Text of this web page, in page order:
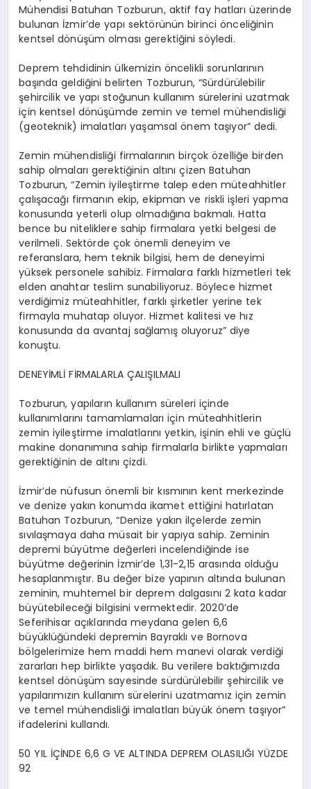
Mühendisi Batuhan Tozburun, aktif fay hatları üzerinde
bulunan İzmir’de yapı sektörünün birinci önceliğinin
kentsel dönüşüm olması gerektiğini söyledi.
Deprem tehdidinin ülkemizin öncelikli sorunlarının
başında geldiğini belirten Tozburun, “Sürdürülebilir
şehircilik ve yapı stoğunun kullanım sürelerini uzatmak
için kentsel dönüşümde zemin ve temel mühendisliği
(geoteknik) imalatları yaşamsal önem taşıyor” dedi.
Zemin mühendisliği firmalarının birçok özelliğe birden
sahip olmaları gerektiğinin altını çizen Batuhan
Tozburun, “Zemin iyileştirme talep eden müteahhitler
çalışacağı firmanın ekip, ekipman ve riskli işleri yapma
konusunda yeterli olup olmadığına bakmalı. Hatta
bence bu niteliklere sahip firmalara yetki belgesi de
verilmeli. Sektörde çok önemli deneyim ve
referanslara, hem teknik bilgisi, hem de deneyimi
yüksek personele sahibiz. Firmalara farklı hizmetleri tek
elden anahtar teslim sunabiliyoruz. Böylece hizmet
verdiğimiz müteahhitler, farklı şirketler yerine tek
firmayla muhatap oluyor. Hizmet kalitesi ve hız
konusunda da avantaj sağlamış oluyoruz” diye
konuştu.
DENEYİMLİ FİRMALARLA ÇALIŞILMALI
Tozburun, yapıların kullanım süreleri içinde
kullanımlarını tamamlamaları için müteahhitlerin
zemin iyileştirme imalatlarını yetkin, işinin ehli ve güçlü
makine donanımına sahip firmalarla birlikte yapmaları
gerektiğinin de altını çizdi.
İzmir’de nüfusun önemli bir kısmının kent merkezinde
ve denize yakın konumda ikamet ettiğini hatırlatan
Batuhan Tozburun, “Denize yakın ilçelerde zemin
sıvılaşmaya daha müsait bir yapıya sahip. Zeminin
depremi büyütme değerleri incelendiğinde ise
büyütme değerinin İzmir’de 1,31-2,15 arasında olduğu
hesaplanmıştır. Bu değer bize yapının altında bulunan
zeminin, muhtemel bir deprem dalgasını 2 kata kadar
büyütebileceği bilgisini vermektedir. 2020’de
Seferihisar açıklarında meydana gelen 6,6
büyüklüğündeki depremin Bayraklı ve Bornova
bölgelerimize hem maddi hem manevi olarak verdiği
zararları hep birlikte yaşadık.Bu verilere baktığımızda
kentsel dönüşüm sayesinde sürdürülebilir şehircilik ve
yapılarımızın kullanım sürelerini uzatmamız için zemin
ve temel mühendisliği imalatları büyük önem taşıyor”
ifadelerini kullandı.
50 YIL İÇİNDE 6,6 G VE ALTINDA DEPREM OLASILIĞI YÜZDE
92